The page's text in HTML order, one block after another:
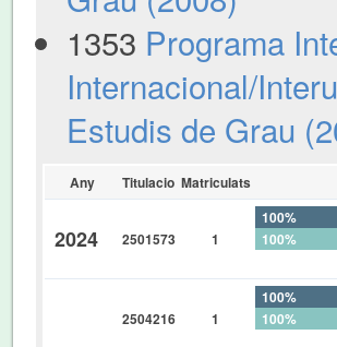
1353 Programa
Internacional/
Estudis de Grau
Any Titulacio Matriculats
2024 2501573 1
100%
100%
2504216 1
100%
100%